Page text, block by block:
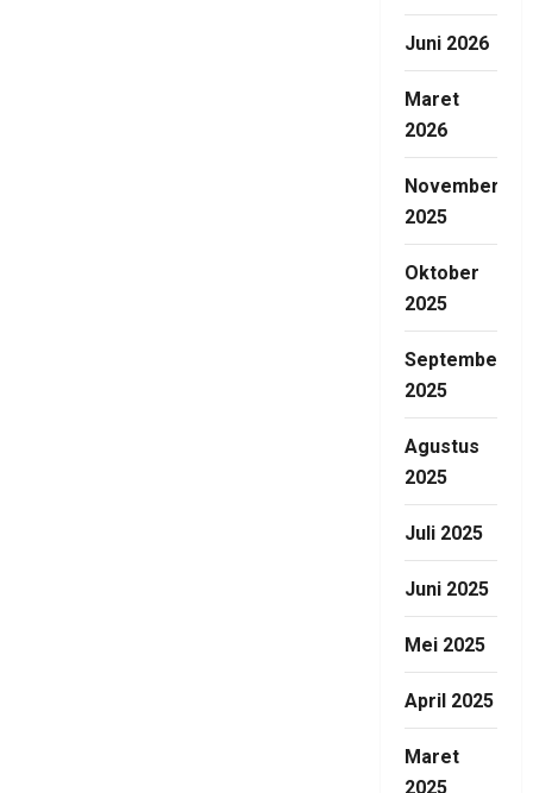
Juni 2026
Maret
2026
November
2025
Oktober
2025
September
2025
Agustus
2025
Juli 2025
Juni 2025
Mei 2025
April 2025
Maret
2025